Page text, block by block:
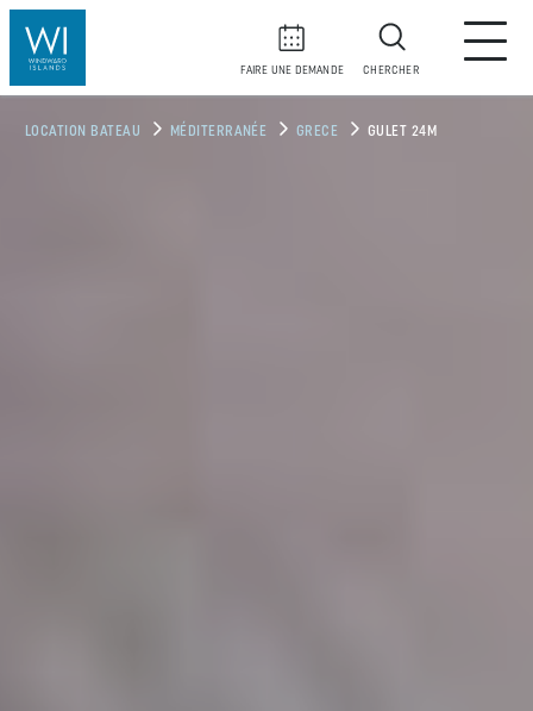
FAIRE UNE DEMANDE CHERCHER
LOCATION BATEAU MÉDITERRANÉE GRECE GULET 24M